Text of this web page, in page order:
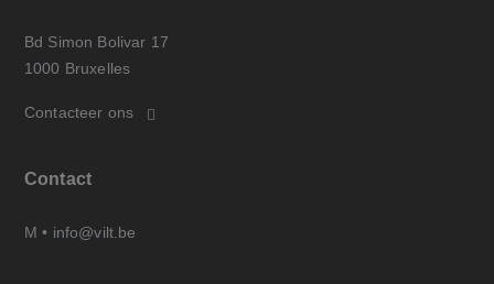
Bd Simon Bolivar 17
1000 Bruxelles
Contacteer ons
Contact
M • info@vilt.be